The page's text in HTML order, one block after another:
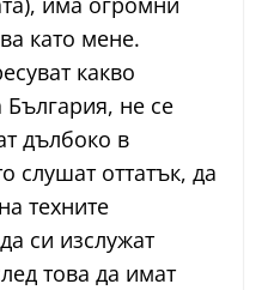
като мене.
какво
не се
дълбоко в
слушат оттатък, да
техните
си изслужат
това да имат